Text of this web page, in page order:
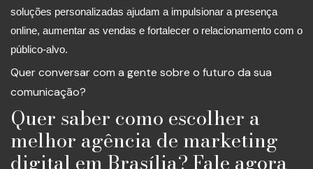
soluções personalizadas ajudam a impulsionar a presença
online, aumentar as vendas e fortalecer o relacionamento com o
público-alvo.
Quer conversar com a gente sobre o futuro da sua
comunicação?
Quer saber como escolher a
melhor agência de marketing
digital em Brasília? Fale agora